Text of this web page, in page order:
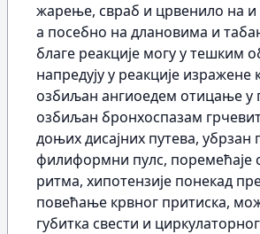
жарење, свраб и црвенило на и
а посебно на длановима и
благе реакције могу у тешким
напредују у реакције
озбиљан ангиоедем отицање у
озбиљан бронхоспазам
доњих дисајних путева, убрзан
филиформни пулс, поремећаје
ритма, хипотензије понекад
повећање крвног притиска,
губитка свести и